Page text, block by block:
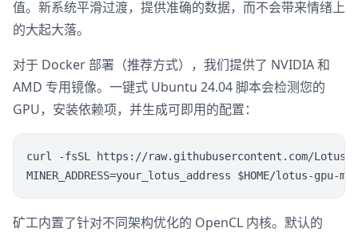
值。新系统平滑过渡，提供准确的数据，而不会带来情绪上
的大起大落。
对于 Docker 部署（推荐方式），我们提供了 NVIDIA 和
AMD 专用镜像。一键式 Ubuntu 24.04 脚本会检测您的
GPU，安装依赖项，并生成可即用的配置：
curl -fsSL https://raw.githubusercontent.com/
矿工内置了针对不同架构优化的 OpenCL 内核。默认的